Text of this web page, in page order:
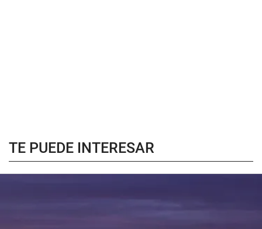
TE PUEDE INTERESAR